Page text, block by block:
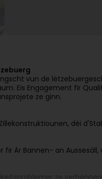
vun de
Eis Engagement fir
ze ginn.
déi
fir Är Bannen- an
ze